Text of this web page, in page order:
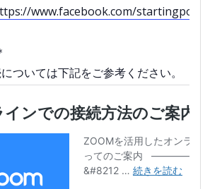
www.facebook.com/
ついては下記をご参考ください。